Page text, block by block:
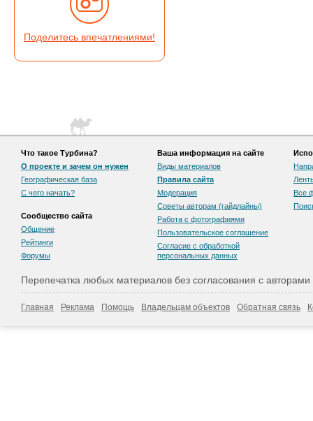
Поделитесь впечатлениями!
Что такое Турбина?
О проекте и зачем он нужен
Географическая база
С чего начать?
Сообщество сайта
Общение
Рейтинги
Форумы
Ваша информация на сайте
Виды материалов
Правила сайта
Модерация
Советы авторам (гайдлайны)
Работа с фотографиями
Пользовательскоe соглашение
Согласие с обработкой
персональных данных
Все
Перепечатка любых материалов без согласования с
Главная Реклама Помощь Владельцам объектов Обратная связь